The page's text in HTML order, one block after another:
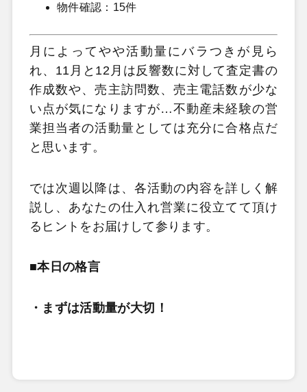
物件確認：15件
月によってやや活動量にバラつきが見ら
れ、11月と12月は反響数に対して査定書の
作成数や、売主訪問数、売主電話数が少な
い点が気になりますが…不動産未経験の営
業担当者の活動量としては充分に合格点だ
と思います。
では次週以降は、各活動の内容を詳しく解
説し、あなたの仕入れ営業に役立てて頂け
るヒントをお届けして参ります。
■本日の格言
・まずは活動量が大切！